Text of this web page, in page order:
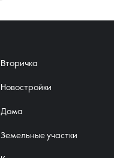
Вторичка
Новостройки
Дома
Земельные участки